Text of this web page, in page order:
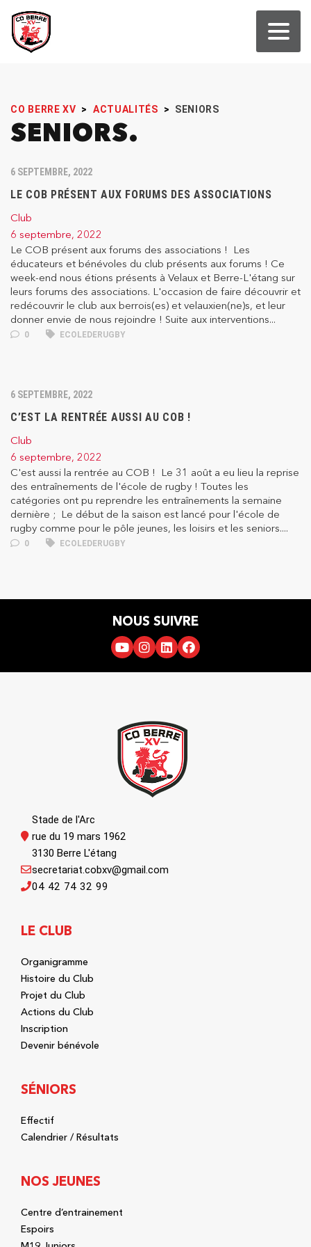
CO BERRE XV > ACTUALITÉS > SENIORS
SENIORS
6 SEPTEMBRE, 2022
LE COB PRÉSENT AUX FORUMS DES ASSOCIATIONS
Club
6 septembre, 2022
Le COB présent aux forums des associations ! Les
éducateurs et bénévoles du club présents aux forums ! Ce
week-end nous étions présents à Velaux et Berre-L'étang sur
leurs forums des associations. L'occasion de faire découvrir et
redécouvrir le club aux berrois(es) et velauxien(ne)s, et leur
donner envie de nous rejoindre ! Suite aux interventions...
0 ECOLEDERUGBY
6 SEPTEMBRE, 2022
C’EST LA RENTRÉE AUSSI AU COB !
Club
6 septembre, 2022
C'est aussi la rentrée au COB ! Le 31 août a eu lieu la reprise
des entraînements de l'école de rugby ! Toutes les
catégories ont pu reprendre les entraînements la semaine
dernière ; Le début de la saison est lancé pour l'école de
rugby comme pour le pôle jeunes, les loisirs et les seniors....
0 ECOLEDERUGBY
NOUS SUIVRE
Stade de l'Arc
rue du 19 mars 1962
3130 Berre L'étang
04 42 74 32 99
secretariat.cobxv@gmail.com
LE CLUB
Organigramme
Histoire du Club
Projet du Club
Actions du Club
Inscription
Devenir bénévole
SÉNIORS
Effectif
Calendrier / Résultats
NOS JEUNES
Centre d’entrainement
Espoirs